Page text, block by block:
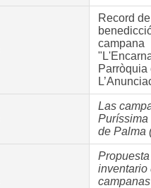
Record
campana
Parròquia
Las
de Palma
inventario